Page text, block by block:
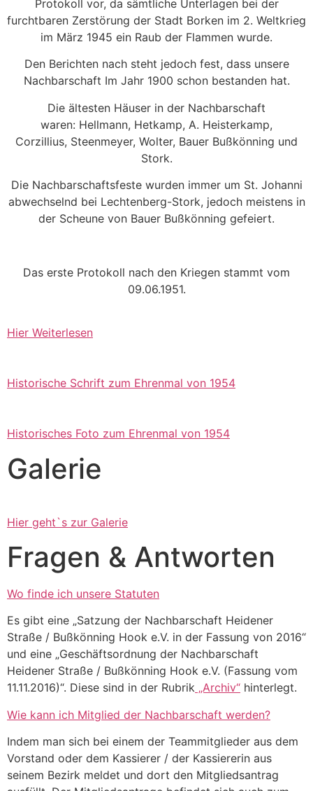
Protokoll vor, da sämtliche Unterlagen bei der
furchtbaren Zerstörung der Stadt Borken im 2. Weltkrieg
im März 1945 ein Raub der Flammen wurde.
Den Berichten nach steht jedoch fest, dass unsere
Nachbarschaft Im Jahr 1900 schon bestanden hat.
Die ältesten Häuser in der Nachbarschaft
waren: Hellmann, Hetkamp, A. Heisterkamp,
Corzillius, Steenmeyer, Wolter, Bauer Bußkönning und
Stork.
Die Nachbarschaftsfeste wurden immer um St. Johanni
abwechselnd bei Lechtenberg-Stork, jedoch meistens in
der Scheune von Bauer Bußkönning gefeiert.
Das erste Protokoll nach den Kriegen stammt vom
09.06.1951.
Hier Weiterlesen
Historische Schrift zum Ehrenmal von 1954
Historisches Foto zum Ehrenmal von 1954
Galerie
Hier geht`s zur Galerie
Fragen & Antworten
Wo finde ich unsere Statuten
Es gibt eine „Satzung der Nachbarschaft Heidener
Straße / Bußkönning Hook e.V. in der Fassung von 2016“
und eine „Geschäftsordnung der Nachbarschaft
Heidener Straße / Bußkönning Hook e.V. (Fassung vom
11.11.2016)“. Diese sind in der Rubrik „Archiv“ hinterlegt.
Wie kann ich Mitglied der Nachbarschaft werden?
Indem man sich bei einem der Teammitglieder aus dem
Vorstand oder dem Kassierer / der Kassiererin aus
seinem Bezirk meldet und dort den Mitgliedsantrag